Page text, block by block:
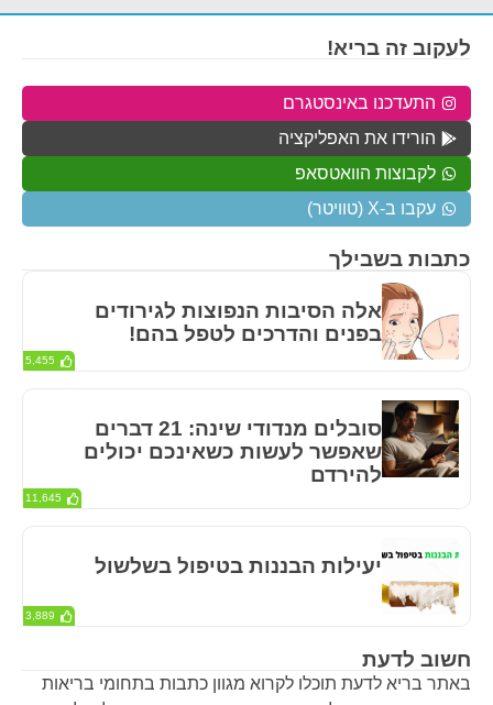
חשוב לדעת
באתר בריא לדעת תוכלו לקרוא מגוון כתבות בתחומי בריאות
כתבות בשבילך
אלה הסיבות הנפוצות לגירודים
בפנים והדרכים לטפל בהם!
5,455
סובלים מנדודי שינה: 21 דברים
שאפשר לעשות כשאינכם יכולים
להירדם
11,645
יעילות הבננות בטיפול בשלשול
3,889
לעקוב זה בריא!
התעדכנו באינסטגרם
הורידו את האפליקציה
לקבוצות הוואטסאפ
עקבו ב-X (טוויטר)